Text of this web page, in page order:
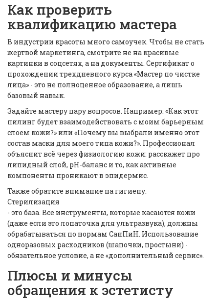
Как проверить
квалификацию мастера
В индустрии красоты много самоучек. Чтобы не стать
жертвой маркетинга, смотрите не на красивые
картинки в соцсетях, а на документы. Сертификат о
прохождении трехдневного курса «Мастер по чистке
лица» - это не полноценное образование, а лишь
базовый навык.
Задайте мастеру пару вопросов. Например: «Как этот
пилинг будет взаимодействовать с моим барьерным
слоем кожи?» или «Почему вы выбрали именно этот
состав маски для моего типа кожи?». Профессионал
объяснит всё через физиологию кожи: расскажет про
липидный слой, pH-баланс и то, как активные
компоненты проникают в эпидермис.
Также обратите внимание на гигиену.
Стерилизация
- это база. Все инструменты, которые касаются кожи
(даже если это лопаточка для ультразвука), должны
обрабатываться по нормам СанПиН. Использование
одноразовых расходников (шапочки, простыни) -
обязательное условие, а не «дополнительный сервис».
Плюсы и минусы
обращения к эстетисту